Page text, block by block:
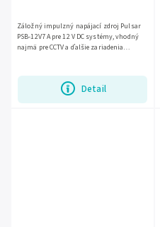
Detail
Záložný impulzný napájací zdroj Pulsar
PSB-12V7 A pre 12 V DC systémy, vhodný
najmä pre CCTV a ďalšie zariadenia